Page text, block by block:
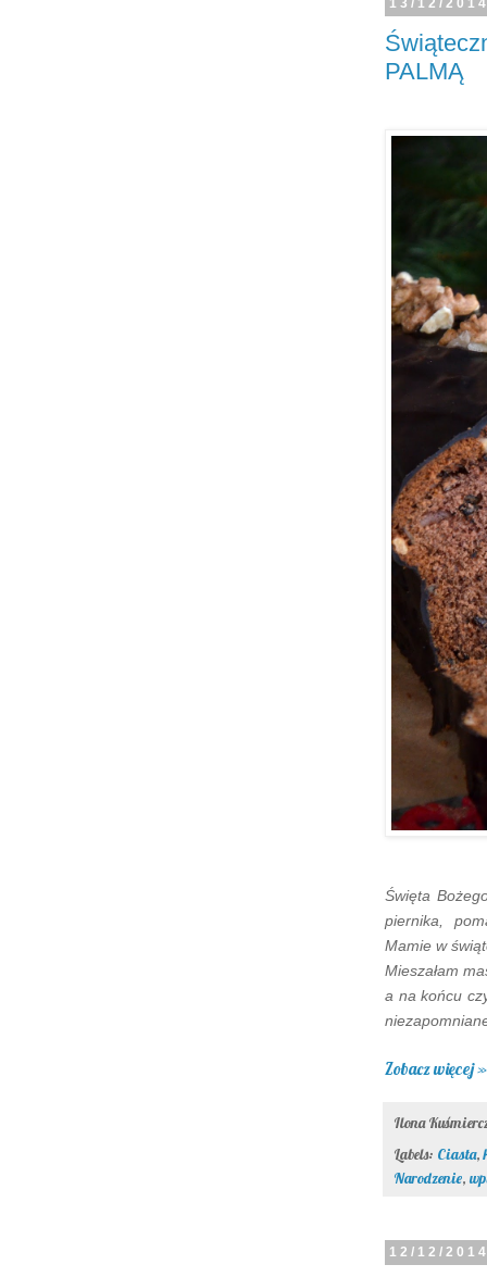
13/12/
PALMĄ
Święta
piernika,
Mamie w
Mieszałam
a na końcu
Zobacz więcej »
Ilona
Labels: Ciasta,
Narodzenie,
12/12/